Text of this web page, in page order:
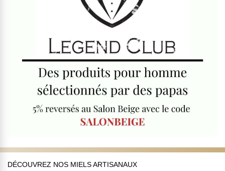
DÉCOUVREZ NOS MIELS ARTISANAUX